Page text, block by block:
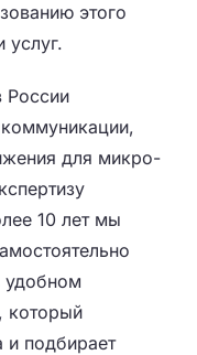
этого
услуг.
России
для микро-
10 лет мы
удобном
который
и подбирает